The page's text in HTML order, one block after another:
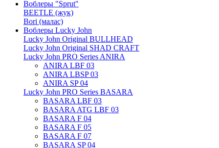
Воблеры "Sprut"
BEETLE (жук)
Bori (малас)
Воблеры Lucky John
Lucky John Original BULLHEAD
Lucky John Original SHAD CRAFT
Lucky John PRO Series ANIRA
ANIRA LBF 03
ANIRA LBSP 03
ANIRA SP 04
Lucky John PRO Series BASARA
BASARA LBF 03
BASARA ATG LBF 03
BASARA F 04
BASARA F 05
BASARA F 07
BASARA SP 04